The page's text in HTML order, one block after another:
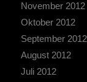
November 2012
Oktober 2012
September 2012
August 2012
Juli 2012